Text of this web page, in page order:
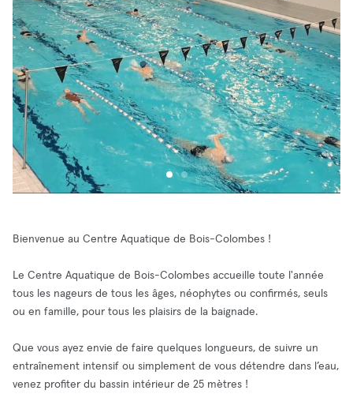
Bienvenue au Centre Aquatique de Bois-Colombes !
Le Centre Aquatique de Bois-Colombes accueille toute l'année
tous les nageurs de tous les âges, néophytes ou confirmés, seuls
ou en famille, pour tous les plaisirs de la baignade.
Que vous ayez envie de faire quelques longueurs, de suivre un
entraînement intensif ou simplement de vous détendre dans l’eau,
venez profiter du bassin intérieur de 25 mètres !